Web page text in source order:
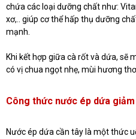
chứa các loại dưỡng chất như:
xơ,.. giúp cơ thể hấp thụ dưỡng
mạnh.
Khi kết hợp giữa cà rốt và dứa, sẽ
có vị chua ngọt nhẹ, mùi hương
Công thức nước ép dứa
Nước ép dứa cần tây là một thức